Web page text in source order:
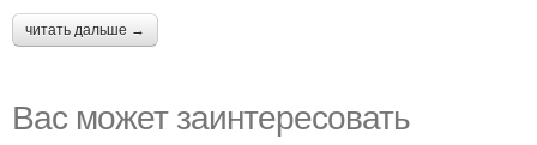
читать дальше →
Вас может заинтересовать